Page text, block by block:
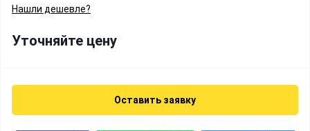
Нашли дешевле?
Уточняйте цену
Оставить заявку